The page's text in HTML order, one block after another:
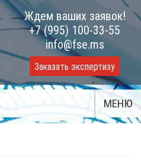
Ждем ваших заявок!
+7 (995) 100-33-55
info@fse.ms
Заказать экспертизу
МЕНЮ